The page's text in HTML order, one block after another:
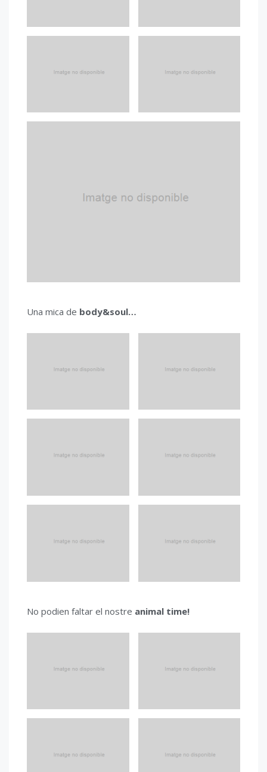
Una mica de body&soul…
No podien faltar el nostre animal time!